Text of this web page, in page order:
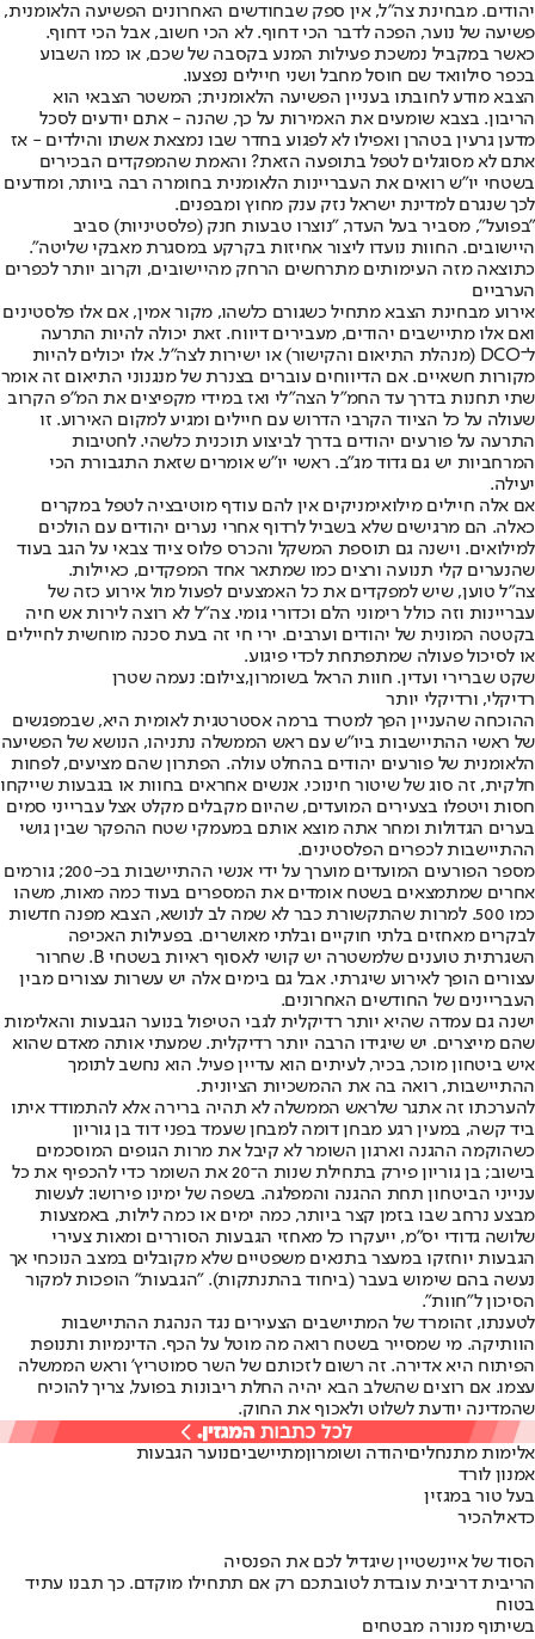
יהודים. מבחינת צה"ל, אין ספק שבחודשים האחרונים הפשיעה הלאומנית,
פשיעה של נוער, הפכה לדבר הכי דחוף. לא הכי חשוב, אבל הכי דחוף.
כאשר במקביל נמשכת פעילות המנע בקסבה של שכם, או כמו השבוע
בכפר סילוואד שם חוסל מחבל ושני חיילים נפצעו.
הצבא מודע לחובתו בעניין הפשיעה הלאומנית; המשטר הצבאי הוא
הריבון. בצבא שומעים את האמירות על כך, שהנה - אתם יודעים לסכל
מדען גרעין בטהרן ואפילו לא לפגוע בחדר שבו נמצאת אשתו והילדים - אז
אתם לא מסוגלים לטפל בתופעה הזאת? והאמת שהמפקדים הבכירים
בשטחי יו"ש רואים את העבריינות הלאומנית בחומרה רבה ביותר, ומודעים
לכך שנגרם למדינת ישראל נזק ענק מחוץ ומבפנים.
"בפועל", מסביר בעל העדר, "נוצרו טבעות חנק (פלסטיניות) סביב
היישובים. החוות נועדו ליצור אחיזות בקרקע במסגרת מאבקי שליטה".
כתוצאה מזה העימותים מתרחשים הרחק מהיישובים, וקרוב יותר לכפרים
הערביים
אירוע מבחינת הצבא מתחיל כשגורם כלשהו, מקור אמין, אם אלו פלסטינים
ואם אלו מתיישבים יהודים, מעבירים דיווח. זאת יכולה להיות התרעה
ל־DCO (מנהלת התיאום והקישור) או ישירות לצה"ל. אלו יכולים להיות
מקורות חשאיים. אם הדיווחים עוברים בצנרת של מנגנוני התיאום זה אומר
שתי תחנות בדרך עד החמ"ל הצה"לי ואז במידי מקפיצים את המ"פ הקרוב
שעולה על כל הציוד הקרבי הדרוש עם חיילים ומגיע למקום האירוע. זו
התרעה על פורעים יהודים בדרך לביצוע תוכנית כלשהי. לחטיבות
המרחביות יש גם גדוד מג"ב. ראשי יו"ש אומרים שזאת התגבורת הכי
יעילה.
אם אלה חיילים מילואימניקים אין להם עודף מוטיבציה לטפל במקרים
כאלה. הם מרגישים שלא בשביל לרדוף אחרי נערים יהודים עם הולכים
למילואים. וישנה גם תוספת המשקל והכרס פלוס ציוד צבאי על הגב בעוד
שהנערים קלי תנועה ורצים כמו שמתאר אחד המפקדים, כאיילות.
צה"ל טוען, שיש למפקדים את כל האמצעים לפעול מול אירוע כזה של
עבריינות וזה כולל רימוני הלם וכדורי גומי. צה"ל לא רוצה לירות אש חיה
בקטטה המונית של יהודים וערבים. ירי חי זה בעת סכנה מוחשית לחיילים
או לסיכול פעולה שמתפתחת לכדי פיגוע.
שקט שברירי ועדין. חוות הראל בשומרון,צילום: נעמה שטרן
רדיקלי, ורדיקלי יותר
ההוכחה שהעניין הפך למטרד ברמה אסטרטגית לאומית היא, שבמפגשים
של ראשי ההתיישבות ביו"ש עם ראש הממשלה נתניהו, הנושא של הפשיעה
הלאומנית של פורעים יהודים בהחלט עולה. הפתרון שהם מציעים, לפחות
חלקית, זה סוג של שיטור חינוכי. אנשים אחראים בחוות או בגבעות שייקחו
חסות ויטפלו בצעירים המועדים, שהיום מקבלים מקלט אצל עברייני סמים
בערים הגדולות ומחר אתה מוצא אותם במעמקי שטח ההפקר שבין גושי
ההתיישבות לכפרים הפלסטינים.
מספר הפורעים המועדים מוערך על ידי אנשי ההתיישבות בכ-200; גורמים
אחרים שמתמצאים בשטח אומדים את המספרים בעוד כמה מאות, משהו
כמו 500. למרות שהתקשורת כבר לא שמה לב לנושא, הצבא מפנה חדשות
לבקרים מאחזים בלתי חוקיים ובלתי מאושרים. בפעילות האכיפה
השגרתית טוענים שלמשטרה יש קושי לאסוף ראיות בשטחי B. שחרור
עצורים הופך לאירוע שיגרתי. אבל גם בימים אלה יש עשרות עצורים מבין
העבריינים של החודשים האחרונים.
ישנה גם עמדה שהיא יותר רדיקלית לגבי הטיפול בנוער הגבעות והאלימות
שהם מייצרים. יש שיגידו הרבה יותר רדיקלית. שמעתי אותה מאדם שהוא
איש ביטחון מוכר, בכיר, לעיתים הוא עדיין פעיל. הוא נחשב לתומך
ההתיישבות, רואה בה את ההמשכיות הציונית.
להערכתו זה אתגר שלראש הממשלה לא תהיה ברירה אלא להתמודד איתו
ביד קשה, במעין רגע מבחן דומה למבחן שעמד בפני דוד בן גוריון
כשהוקמה ההגנה וארגון השומר לא קיבל את מרות הגופים המוסכמים
בישוב; בן גוריון פירק בתחילת שנות ה־20 את השומר כדי להכפיף את כל
ענייני הביטחון תחת ההגנה והמפלגה. בשפה של ימינו פירושו: לעשות
מבצע נרחב שבו בזמן קצר ביותר, כמה ימים או כמה לילות, באמצעות
שלושה גדודי יס"מ, ייעקרו כל מאחזי הגבעות הסוררים ומאות צעירי
הגבעות יוחזקו במעצר בתנאים משפטיים שלא מקובלים במצב הנוכחי אך
נעשה בהם שימוש בעבר (ביחוד בהתנתקות). "הגבעות" הופכות למקור
הסיכון ל"חוות".
לטענתו, זהומרד של המתיישבים הצעירים נגד הנהגת ההתיישבות
הוותיקה. מי שמסייר בשטח רואה מה מוטל על הכף. הדינמיות ותנופת
הפיתוח היא אדירה. זה רשום לזכותם של השר סמוטריץ' וראש הממשלה
עצמו. אם רוצים שהשלב הבא יהיה החלת ריבונות בפועל, צריך להוכיח
שהמדינה יודעת לשלוט ולאכוף את החוק.
אלימות מתנחליםיהודה ושומרוןמתיישביםנוער הגבעות
אמנון לורד
בעל טור במגזין
כדאילהכיר
הסוד של איינשטיין שיגדיל לכם את הפנסיה
הריבית דריבית עובדת לטובתכם רק אם תתחילו מוקדם. כך תבנו עתיד
בטוח
בשיתוף מנורה מבטחים